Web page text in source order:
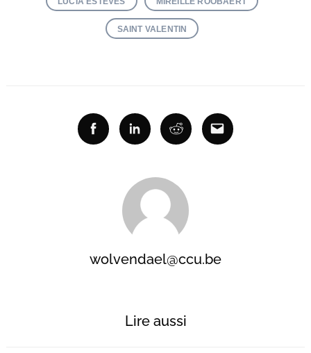
SAINT VALENTIN
FacebookLinkedinRedditEmail
wolvendael@ccu.be
Lire aussi